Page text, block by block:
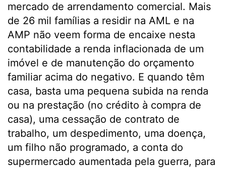
mercado de arrendamento comercial. Mais
de 26 mil famílias a residir na AML e na
AMP não veem forma de encaixe nesta
contabilidade a renda inflacionada de um
imóvel e de manutenção do orçamento
familiar acima do negativo. E quando têm
casa, basta uma pequena subida na renda
ou na prestação (no crédito à compra de
casa), uma cessação de contrato de
trabalho, um despedimento, uma doença,
um filho não programado, a conta do
supermercado aumentada pela guerra, para